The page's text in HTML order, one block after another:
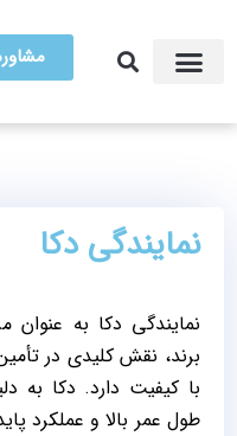
نمایندگی دکا
نمایندگی دکا به‌
برند، نقش کلیدی در
با کیفیت دارد. دکا به
طول عمر بالا و عملکرد